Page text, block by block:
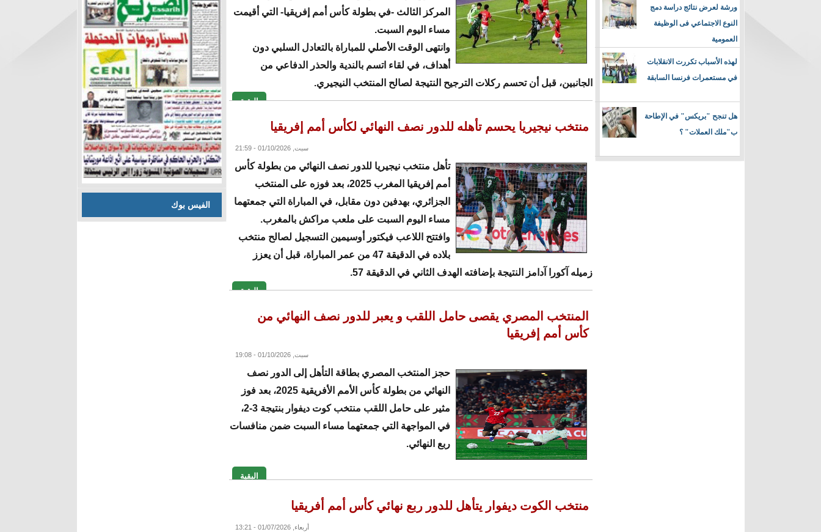
ورشة لعرض نتائج دراسة دمج
النوع الاجتماعي فى الوظيفة
العمومية
لهذه الأسباب تكررت الانقلابات
في مستعمرات فرنسا السابقة
هل تنجح "بريكس" في الإطاحة
ب"ملك العملات" ؟
المركز الثالث -في بطولة كأس أمم إفريقيا- التي أقيمت
مساء اليوم السبت.
وانتهى الوقت الأصلي للمباراة بالتعادل السلبي دون
أهداف، في لقاء اتسم بالندية والحذر الدفاعي من
الجانبين، قبل أن تحسم ركلات الترجيح النتيجة لصالح المنتخب النيجيري.
البقية
منتخب نيجيريا يحسم تأهله للدور نصف النهائي لكأس أمم إفريقيا
سبت, 01/10/2026 - 21:59
تأهل منتخب نيجيريا للدور نصف النهائي من بطولة كأس
أمم إفريقيا المغرب 2025، بعد فوزه على المنتخب
الجزائري، بهدفين دون مقابل، في المباراة التي جمعتهما
مساء اليوم السبت على ملعب مراكش بالمغرب.
وافتتح اللاعب فيكتور أوسيمين التسجيل لصالح منتخب
بلاده في الدقيقة 47 من عمر المباراة، قبل أن يعزز
زميله آكورا آدامز النتيجة بإضافته الهدف الثاني في الدقيقة 57.
البقية
المنتخب المصري يقصى حامل اللقب و يعبر للدور نصف النهائي من
كأس أمم إفريقيا
سبت, 01/10/2026 - 19:08
حجز المنتخب المصري بطاقة التأهل إلى الدور نصف
النهائي من بطولة كأس الأمم الأفريقية 2025، بعد فوز
مثير على حامل اللقب منتخب كوت ديفوار بنتيجة 3-2،
في المواجهة التي جمعتهما مساء السبت ضمن منافسات
ربع النهائي.
البقية
منتخب الكوت ديفوار يتأهل للدور ربع نهائي كأس أمم أفريقيا
أربعاء, 01/07/2026 - 13:21
الفيس بوك